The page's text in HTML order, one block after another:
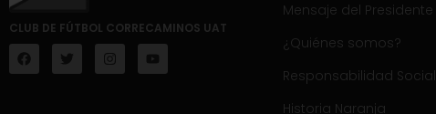
CLUB DE FÚTBOL CORRECAMINOS UAT
Mensaje del Presidente
¿Quiénes somos?
Responsabilidad Social
Historia Naranja